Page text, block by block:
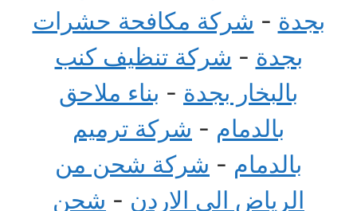
بجدة - شركة مكافحة حشرات
بجدة - شركة تنظيف كنب
بالبخار بجدة - بناء ملاحق
بالدمام - شركة ترميم
بالدمام - شركة شحن من
الرياض الى الاردن - شحن